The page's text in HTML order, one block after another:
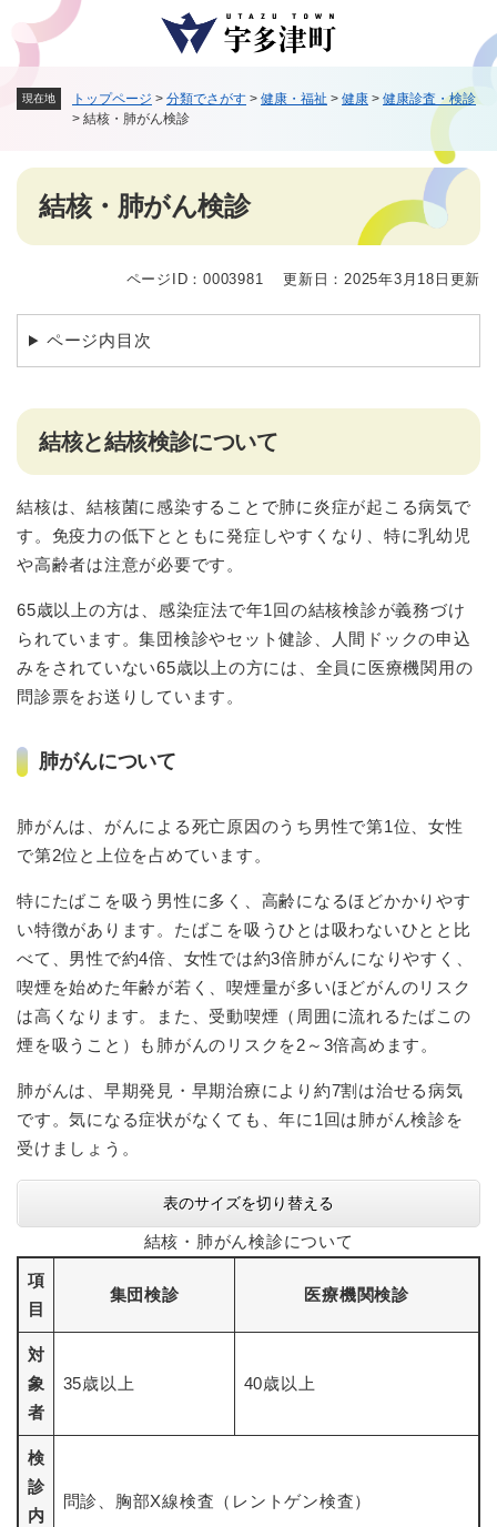
メニューを飛ばして本文へ
現在地 トップページ > 分類でさがす > 健康・福祉 > 健康 > 健康診査・検診
> 結核・肺がん検診
本
結核・肺がん検診
ページID：0003981 更新日：2025年3月18日更新
ページ内目次
結核と結核検診について
結核は、結核菌に感染することで肺に炎症が起こる病気で
す。免疫力の低下とともに発症しやすくなり、特に乳幼児
や高齢者は注意が必要です。
65歳以上の方は、感染症法で年1回の結核検診が義務づけ
られています。集団検診やセット健診、人間ドックの申込
みをされていない65歳以上の方には、全員に医療機関用の
問診票をお送りしています。
肺がんについて
肺がんは、がんによる死亡原因のうち男性で第1位、女性
で第2位と上位を占めています。
特にたばこを吸う男性に多く、高齢になるほどかかりやす
い特徴があります。たばこを吸うひとは吸わないひとと比
べて、男性で約4倍、女性では約3倍肺がんになりやすく、
喫煙を始めた年齢が若く、喫煙量が多いほどがんのリスク
は高くなります。また、受動喫煙（周囲に流れるたばこの
煙を吸うこと）も肺がんのリスクを2～3倍高めます。
肺がんは、早期発見・早期治療により約7割は治せる病気
です。気になる症状がなくても、年に1回は肺がん検診を
受けましょう。
表のサイズを切り替える
結核・肺がん検診について
項
目
集団検診 医療機関検診
対
象
者
35歳以上 40歳以上
検
診
内
問診、胸部X線検査（レントゲン検査）